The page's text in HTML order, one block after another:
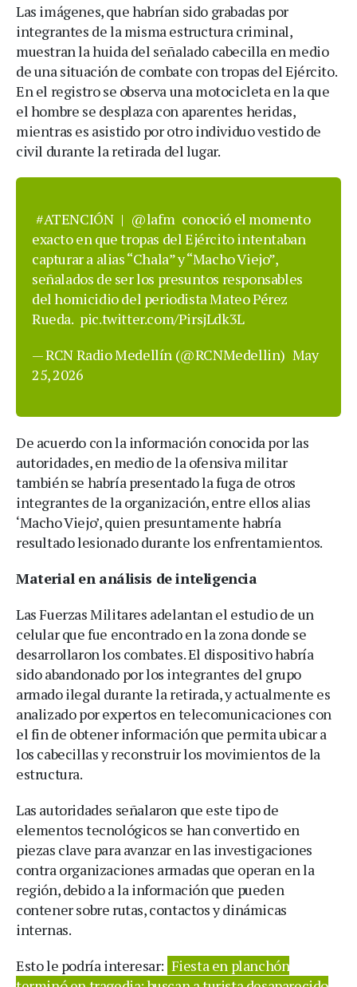
Las imágenes, que habrían sido grabadas por
integrantes de la misma estructura criminal,
muestran la huida del señalado cabecilla en medio
de una situación de combate con tropas del Ejército.
En el registro se observa una motocicleta en la que
el hombre se desplaza con aparentes heridas,
mientras es asistido por otro individuo vestido de
civil durante la retirada del lugar.
#ATENCIÓN | @lafm conoció el momento
exacto en que tropas del Ejército intentaban
capturar a alias “Chala” y “Macho Viejo”,
señalados de ser los presuntos responsables
del homicidio del periodista Mateo Pérez
Rueda. pic.twitter.com/PirsjLdk3L
— RCN Radio Medellín (@RCNMedellin) May
25, 2026
De acuerdo con la información conocida por las
autoridades, en medio de la ofensiva militar
también se habría presentado la fuga de otros
integrantes de la organización, entre ellos alias
‘Macho Viejo’, quien presuntamente habría
resultado lesionado durante los enfrentamientos.
Material en análisis de inteligencia
Las Fuerzas Militares adelantan el estudio de un
celular que fue encontrado en la zona donde se
desarrollaron los combates. El dispositivo habría
sido abandonado por los integrantes del grupo
armado ilegal durante la retirada, y actualmente es
analizado por expertos en telecomunicaciones con
el fin de obtener información que permita ubicar a
los cabecillas y reconstruir los movimientos de la
estructura.
Las autoridades señalaron que este tipo de
elementos tecnológicos se han convertido en
piezas clave para avanzar en las investigaciones
contra organizaciones armadas que operan en la
región, debido a la información que pueden
contener sobre rutas, contactos y dinámicas
internas.
Esto le podría interesar: Fiesta en planchón